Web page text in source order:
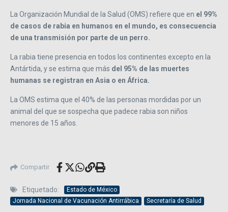
La Organización Mundial de la Salud (OMS) refiere que en el 99%
de casos de rabia en humanos en el mundo, es consecuencia
de una transmisión por parte de un perro.
La rabia tiene presencia en todos los continentes excepto en la
Antártida, y se estima que más del 95% de las muertes
humanas se registran en Asia o en África.
La OMS estima que el 40% de las personas mordidas por un
animal del que se sospecha que padece rabia son niños
menores de 15 años.
Compartir
Etiquetado:
Estado de México
Jornada Nacional de Vacunación Antirrábica
Secretaría de Salud